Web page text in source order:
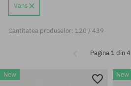
Vans
Cantitatea produselor: 120 / 439
Pagina 1 din 4
New New